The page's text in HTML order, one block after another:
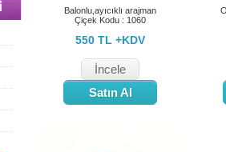
Balonlu,ayıcıklı arajman
Çiçek Kodu : 1060
550 TL +KDV
İncele
Satın Al